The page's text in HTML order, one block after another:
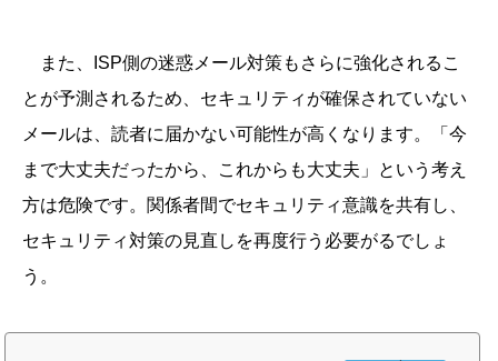
また、ISP側の迷惑メール対策もさらに強化されるこ
とが予測されるため、セキュリティが確保されていない
メールは、読者に届かない可能性が高くなります。「今
まで大丈夫だったから、これからも大丈夫」という考え
方は危険です。関係者間でセキュリティ意識を共有し、
セキュリティ対策の見直しを再度行う必要がるでしょ
う。